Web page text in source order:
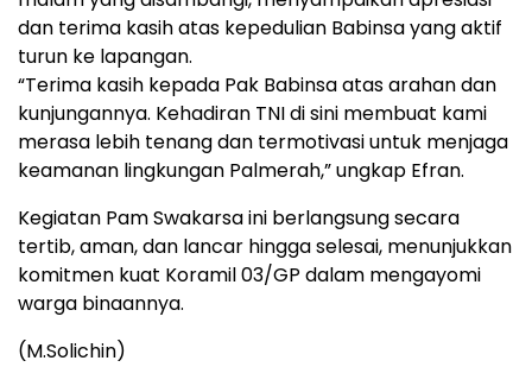
dan terima kasih atas kepedulian Babinsa yang aktif
turun ke lapangan.
“Terima kasih kepada Pak Babinsa atas arahan dan
kunjungannya. Kehadiran TNI di sini membuat kami
merasa lebih tenang dan termotivasi untuk menjaga
keamanan lingkungan Palmerah,” ungkap Efran.
Kegiatan Pam Swakarsa ini berlangsung secara
tertib, aman, dan lancar hingga selesai, menunjukkan
komitmen kuat Koramil 03/GP dalam mengayomi
warga binaannya.
(M.Solichin)